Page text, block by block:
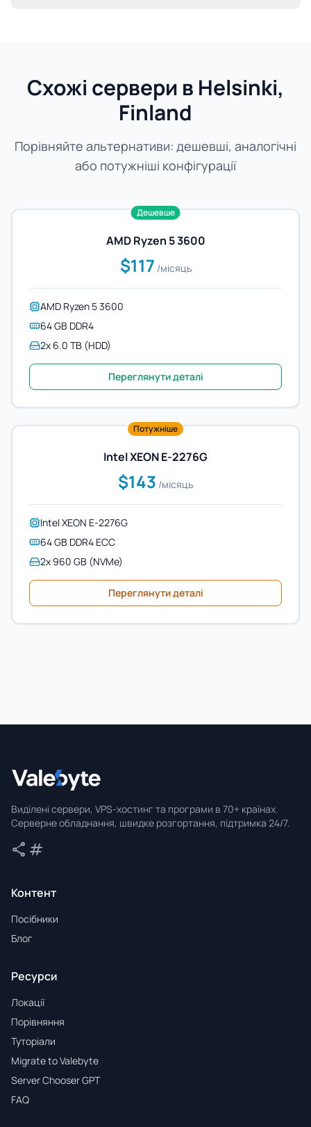
Схожі сервери в Helsinki,
Finland
Порівняйте альтернативи: дешевші, аналогічні
або потужніші конфігурації
Дешевше
AMD Ryzen 5 3600
$117 /місяць
AMD Ryzen 5 3600
64 GB DDR4
2x 6.0 TB (HDD)
Переглянути деталі
Потужніше
Intel XEON E-2276G
$143 /місяць
Intel XEON E-2276G
64 GB DDR4 ECC
2x 960 GB (NVMe)
Переглянути деталі
Виділені сервери, VPS-хостинг та програми в 70+ країнах.
Серверне обладнання, швидке розгортання, підтримка 24/7.
share Поділитися
tag
Контент
Посібники
Блог
Ресурси
Локації
Порівняння
Туторіали
Migrate to Valebyte
Server Chooser GPT
FAQ